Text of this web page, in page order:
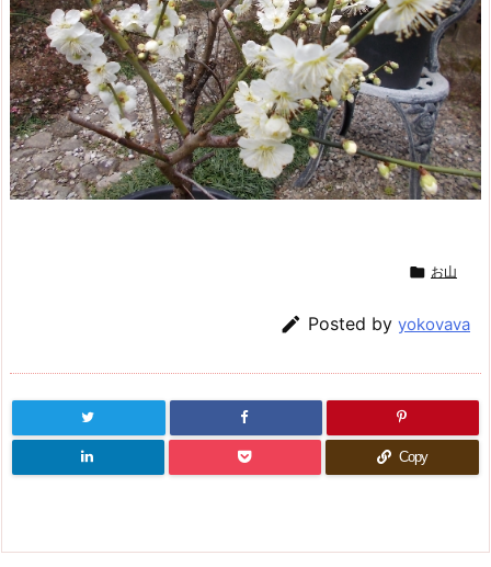
 お山
 Posted by yokovava
Copy